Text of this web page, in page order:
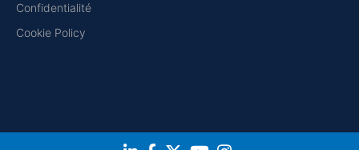
Confidentialité
Cookie Policy